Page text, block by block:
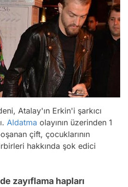
Atalay'ın Erkin'i şarkıcı
Aldatma olayının üzerinden 1
çift, çocuklarının
hakkında şok edici
zayıflama hapları